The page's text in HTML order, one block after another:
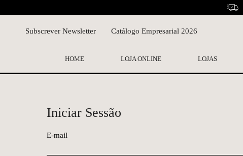
Subscrever Newsletter Catálogo Empresarial 2026
HOME LOJA ONLINE LOJAS
Iniciar Sessão
E-mail